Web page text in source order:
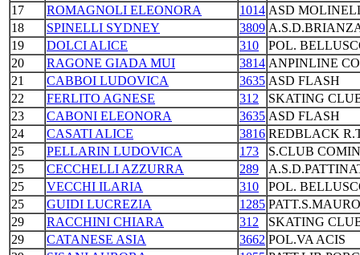
17
ROMAGNOLI ELEONORA 1014 ASD
18
SPINELLI SYDNEY 3809
19
DOLCI ALICE 310
POL.
20
RAGONE GIADA MUI 3814 ANPINLINE
21
CABBOI LUDOVICA 3635 ASD FLASH
22
FERLITO AGNESE 312
SKATING
23
CABONI ELEONORA 3635 ASD FLASH
24
CASATI ALICE 3816 REDBLACK
25
PELLARIN LUDOVICA 173
S.CLUB
25
CECCHELLI AZZURRA 289
25
VECCHI ILARIA 310
POL.
25
GUIDI LUCREZIA 1285
29
RACCHINI CHIARA 312
SKATING
29
CATANESE ASIA 3662 POL.VA ACIS